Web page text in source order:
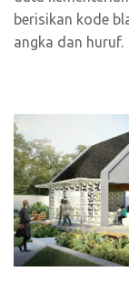
berisikan kode
angka dan huruf.